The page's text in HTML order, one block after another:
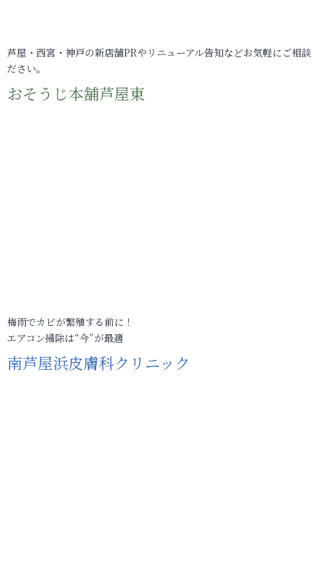
芦屋・西宮・神戸の新店舗PRやリニューアル告知などお気軽にご相
ださい。
おそうじ本舗芦屋東
梅雨でカビが繁殖する前に！
エアコン掃除は“今”が最適
南芦屋浜皮膚科クリニック